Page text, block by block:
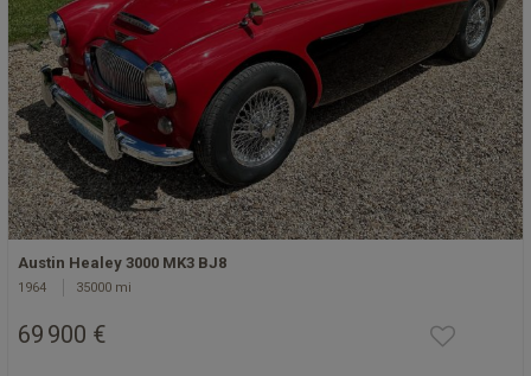
Austin Healey 3000 MK3 BJ8
1964 35000 mi
69 900 €